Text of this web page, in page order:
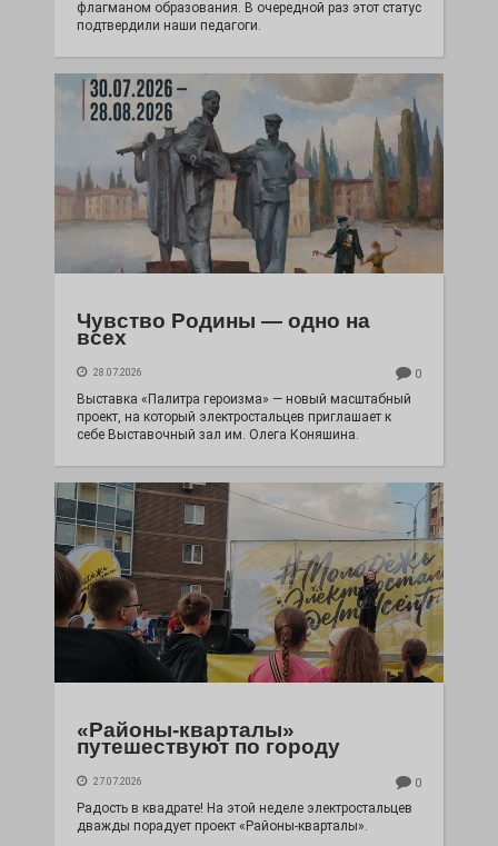
флагманом образования. В очередной раз этот статус
подтвердили наши педагоги.
Чувство Родины — одно на
всех
28.07.2026 0
Выставка «Палитра героизма» — новый масштабный
проект, на который электростальцев приглашает к
себе Выставочный зал им. Олега Коняшина.
«Районы-кварталы»
путешествуют по городу
27.07.2026 0
Радость в квадрате! На этой неделе электростальцев
дважды порадует проект «Районы-кварталы».